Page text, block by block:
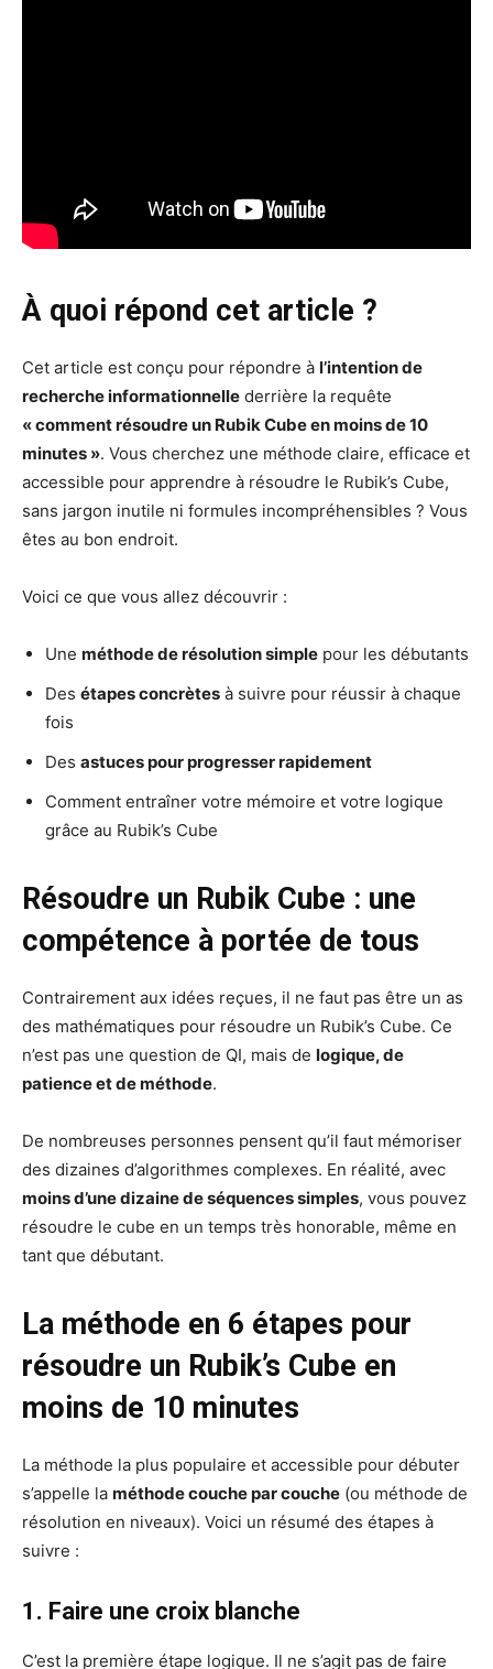
À quoi répond cet article ?
Cet article est conçu pour répondre à l’intention de
recherche informationnelle derrière la requête
« comment résoudre un Rubik Cube en moins de 10
minutes ». Vous cherchez une méthode claire, efficace et
accessible pour apprendre à résoudre le Rubik’s Cube,
sans jargon inutile ni formules incompréhensibles ? Vous
êtes au bon endroit.
Voici ce que vous allez découvrir :
Une méthode de résolution simple pour les débutants
Des étapes concrètes à suivre pour réussir à chaque
fois
Des astuces pour progresser rapidement
Comment entraîner votre mémoire et votre logique
grâce au Rubik’s Cube
Résoudre un Rubik Cube : une
compétence à portée de tous
Contrairement aux idées reçues, il ne faut pas être un as
des mathématiques pour résoudre un Rubik’s Cube. Ce
n’est pas une question de QI, mais de logique, de
patience et de méthode.
De nombreuses personnes pensent qu’il faut mémoriser
des dizaines d’algorithmes complexes. En réalité, avec
moins d’une dizaine de séquences simples, vous pouvez
résoudre le cube en un temps très honorable, même en
tant que débutant.
La méthode en 6 étapes pour
résoudre un Rubik’s Cube en
moins de 10 minutes
La méthode la plus populaire et accessible pour débuter
s’appelle la méthode couche par couche (ou méthode de
résolution en niveaux). Voici un résumé des étapes à
suivre :
1. Faire une croix blanche
C’est la première étape logique. Il ne s’agit pas de faire